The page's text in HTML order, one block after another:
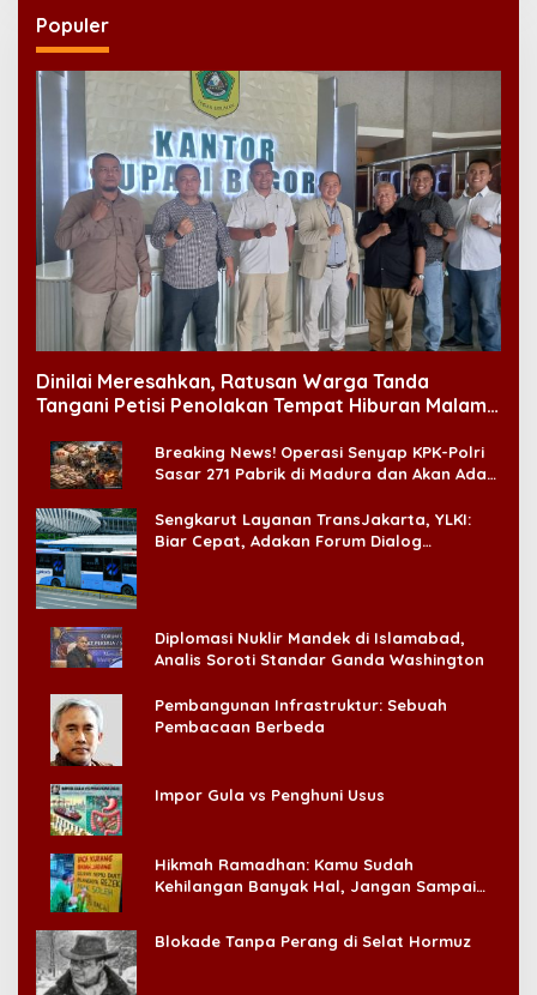
Populer
Dinilai Meresahkan, Ratusan Warga Tanda
Tangani Petisi Penolakan Tempat Hiburan Malam
Breaking News! Operasi Senyap KPK-Polri
Sasar 271 Pabrik di Madura dan Akan Ada
Sengkarut Layanan TransJakarta, YLKI:
Biar Cepat, Adakan Forum Dialog
Diplomasi Nuklir Mandek di Islamabad,
Analis Soroti Standar Ganda Washington
Pembangunan Infrastruktur: Sebuah
Pembacaan Berbeda
Impor Gula vs Penghuni Usus
Hikmah Ramadhan: Kamu Sudah
Kehilangan Banyak Hal, Jangan Sampai
Blokade Tanpa Perang di Selat Hormuz